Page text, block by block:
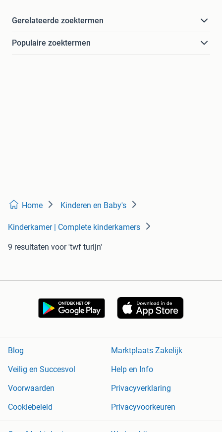
Gerelateerde zoektermen
Populaire zoektermen
Home Kinderen en Baby's
Kinderkamer | Complete kinderkamers
9 resultaten voor 'twf turijn'
Blog
Marktplaats Zakelijk
Veilig en Succesvol
Help en Info
Voorwaarden
Privacyverklaring
Cookiebeleid
Privacyvoorkeuren